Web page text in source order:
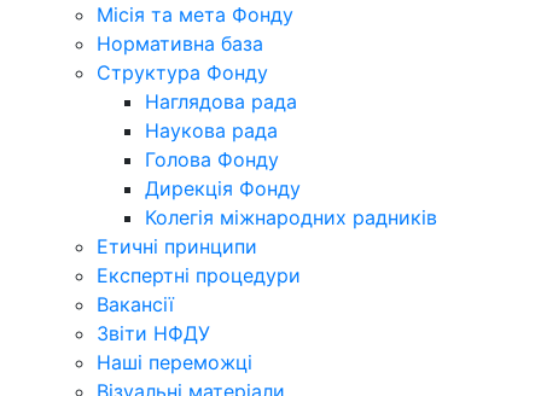
Місія та мета Фонду
Нормативна база
Структура Фонду
Наглядова рада
Наукова рада
Голова Фонду
Дирекція Фонду
Колегія міжнародних радників
Етичні принципи
Експертні процедури
Вакансії
Звіти НФДУ
Наші переможці
Візуальні матеріали